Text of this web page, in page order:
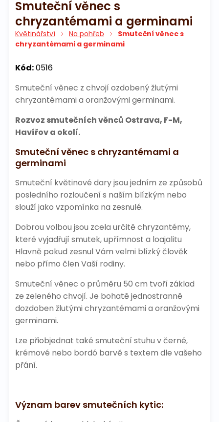
Smuteční věnec s
chryzantémami a germinami
Květinářství Na pohřeb
Smuteční věnec s
chryzantémami a germinami
Kód:0516
Smuteční věnec z chvojí ozdobený žlutými
chryzantémami a oranžovými germinami.
Rozvoz smutečních věnců Ostrava, F-M,
Havířov a okolí.
Smuteční věnec s chryzantémami a
germinami
Smuteční květinové dary jsou jedním ze způsobů
posledního rozloučení s naším blízkým nebo
slouží jako vzpomínka na zesnulé.
Dobrou volbou jsou zcela určitě chryzantémy,
které vyjadřují smutek, upřímnost a loajalitu
Hlavně pokud zesnul Vám velmi blízký člověk
nebo přímo člen Vaší rodiny.
Smuteční věnec o průměru 50 cm tvoří základ
ze zeleného chvojí. Je bohatě jednostranně
dozdoben žlutými chryzantémami a oranžovými
germinami.
Lze přiobjednat také smuteční stuhu v černé,
krémové nebo bordó barvě s textem dle vašeho
přání.
Význam barev smutečních kytic: